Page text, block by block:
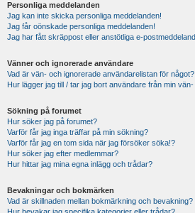
Personliga meddelanden
Jag kan inte skicka personliga meddelanden!
Jag får oönskade personliga meddelanden!
Jag har fått skräppost eller anstötliga e-
Vänner och ignorerade användare
Vad är vän- och ignorerade användarelistan för något?
Hur lägger jag till / tar jag bort användare från min
Sökning på forumet
Hur söker jag på forumet?
Varför får jag inga träffar på min sökning?
Varför får jag en tom sida när jag försöker söka!?
Hur söker jag efter medlemmar?
Hur hittar jag mina egna inlägg och trådar?
Bevakningar och bokmärken
Vad är skillnaden mellan bokmärkning och bevakning?